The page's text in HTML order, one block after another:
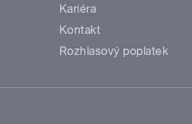
Kariéra
Kontakt
Rozhlasový poplatek